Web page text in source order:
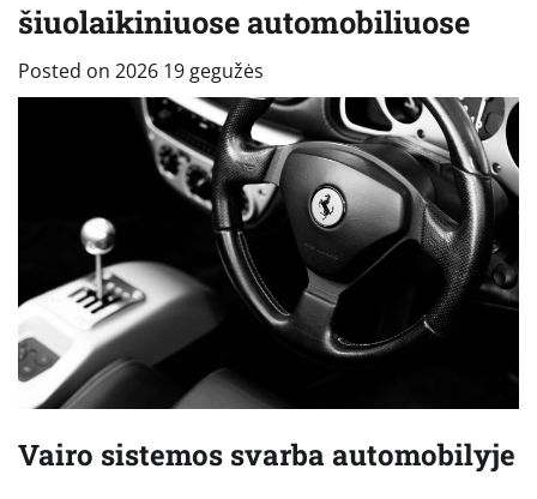
šiuolaikiniuose automobiliuose
Posted on 2026 19 gegužės
Vairo sistemos svarba automobilyje